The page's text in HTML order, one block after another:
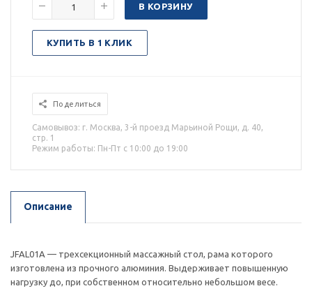
В КОРЗИНУ
КУПИТЬ В 1 КЛИК
Поделиться
Самовывоз: г. Москва, 3-й проезд Марьиной Рощи, д. 40,
стр. 1
Режим работы: Пн-Пт с 10:00 до 19:00
Описание
JFAL01A — трехсекционный массажный стол, рама которого
изготовлена из прочного алюминия. Выдерживает повышенную
нагрузку до, при собственном относительно небольшом весе.